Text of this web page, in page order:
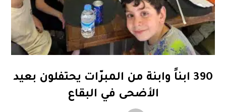
390 ابناً وابنة من المبرّات يحتفلون بعيد
الأضحى في البقاع